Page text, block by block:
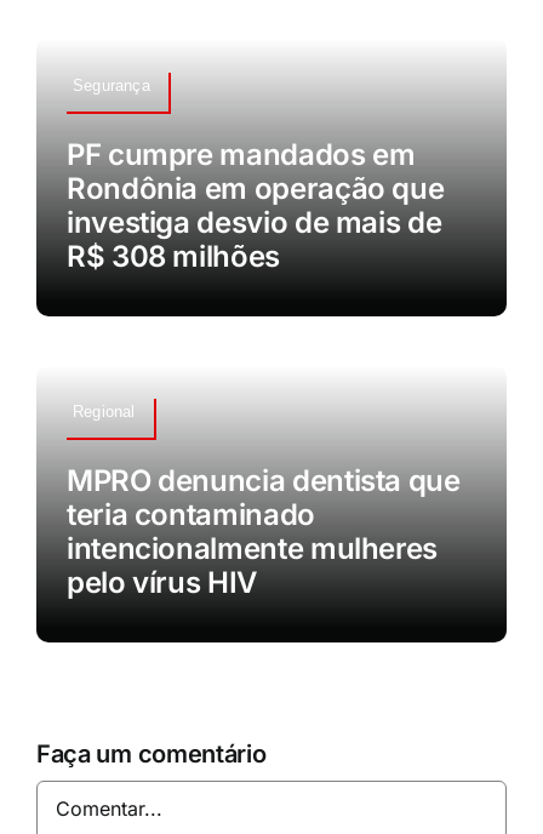
Segurança
PF cumpre mandados em
Rondônia em operação que
investiga desvio de mais de
R$ 308 milhões
Regional
MPRO denuncia dentista que
teria contaminado
intencionalmente mulheres
pelo vírus HIV
Faça um comentário
Comentar